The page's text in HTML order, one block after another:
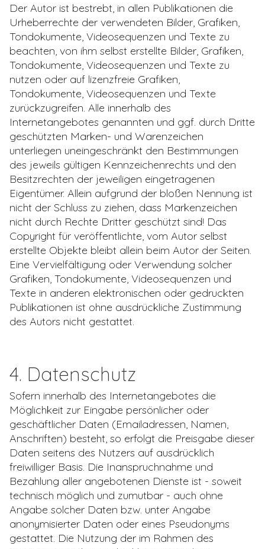
Der Autor ist bestrebt, in allen Publikationen die
Urheberrechte der verwendeten Bilder, Grafiken,
Tondokumente, Videosequenzen und Texte zu
beachten, von ihm selbst erstellte Bilder, Grafiken,
Tondokumente, Videosequenzen und Texte zu
nutzen oder auf lizenzfreie Grafiken,
Tondokumente, Videosequenzen und Texte
zurückzugreifen. Alle innerhalb des
Internetangebotes genannten und ggf. durch Dritte
geschützten Marken- und Warenzeichen
unterliegen uneingeschränkt den Bestimmungen
des jeweils gültigen Kennzeichenrechts und den
Besitzrechten der jeweiligen eingetragenen
Eigentümer. Allein aufgrund der bloßen Nennung ist
nicht der Schluss zu ziehen, dass Markenzeichen
nicht durch Rechte Dritter geschützt sind! Das
Copyright für veröffentlichte, vom Autor selbst
erstellte Objekte bleibt allein beim Autor der Seiten.
Eine Vervielfältigung oder Verwendung solcher
Grafiken, Tondokumente, Videosequenzen und
Texte in anderen elektronischen oder gedruckten
Publikationen ist ohne ausdrückliche Zustimmung
des Autors nicht gestattet.
4. Datenschutz
Sofern innerhalb des Internetangebotes die
Möglichkeit zur Eingabe persönlicher oder
geschäftlicher Daten (Emailadressen, Namen,
Anschriften) besteht, so erfolgt die Preisgabe dieser
Daten seitens des Nutzers auf ausdrücklich
freiwilliger Basis. Die Inanspruchnahme und
Bezahlung aller angebotenen Dienste ist - soweit
technisch möglich und zumutbar - auch ohne
Angabe solcher Daten bzw. unter Angabe
anonymisierter Daten oder eines Pseudonyms
gestattet. Die Nutzung der im Rahmen des